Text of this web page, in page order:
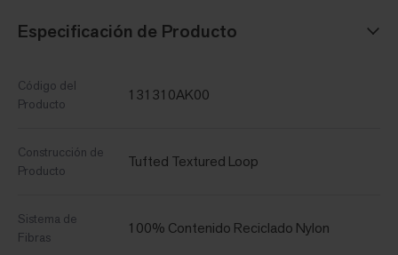
Especificación de Producto
Código del
Producto
131310AK00
Construcción de
Producto
Tufted Textured Loop
Sistema de
Fibras
100% Contenido Reciclado Nylon